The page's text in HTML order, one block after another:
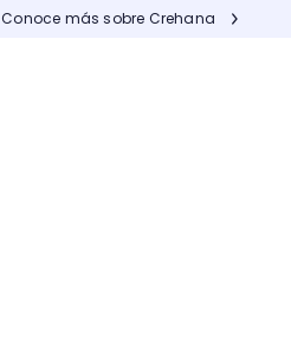
Conoce más sobre Crehana